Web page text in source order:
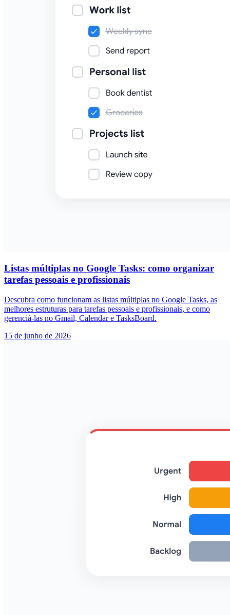
Listas múltiplas no Google Tasks: como organizar
tarefas pessoais e profissionais
Descubra como funcionam as listas múltiplas no Google Tasks, as
melhores estruturas para tarefas pessoais e profissionais, e como
gerenciá-las no Gmail, Calendar e TasksBoard.
15 de junho de 2026